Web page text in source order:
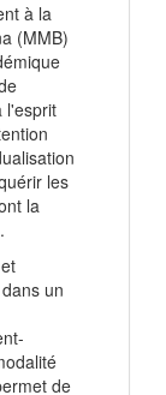
à la
(MMB)
l'esprit
les
la
un
de